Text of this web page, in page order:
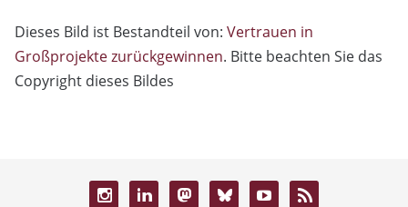
Dieses Bild ist Bestandteil von: Vertrauen in
Großprojekte zurückgewinnen. Bitte beachten Sie das
Copyright dieses Bildes